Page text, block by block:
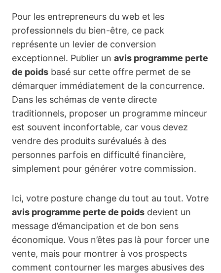
Pour les entrepreneurs du web et les
professionnels du bien-être, ce pack
représente un levier de conversion
exceptionnel. Publier un avis programme perte
de poids basé sur cette offre permet de se
démarquer immédiatement de la concurrence.
Dans les schémas de vente directe
traditionnels, proposer un programme minceur
est souvent inconfortable, car vous devez
vendre des produits surévalués à des
personnes parfois en difficulté financière,
simplement pour générer votre commission.
Ici, votre posture change du tout au tout. Votre
avis programme perte de poids devient un
message d’émancipation et de bon sens
économique. Vous n’êtes pas là pour forcer une
vente, mais pour montrer à vos prospects
comment contourner les marges abusives des